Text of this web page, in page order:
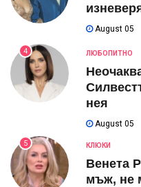
August 05
4 ЛЮБОПИТНО
нея
August 05
5 КЛЮКИ
Венета
мъж, не